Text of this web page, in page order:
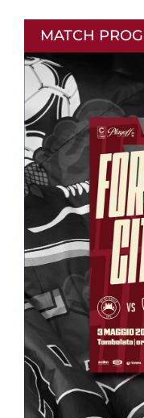
MATCH